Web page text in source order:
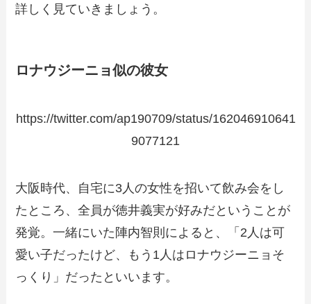
詳しく見ていきましょう。
ロナウジーニョ似の彼女
https://twitter.com/ap190709/status/162046910641
9077121
大阪時代、自宅に3人の女性を招いて飲み会をし
たところ、全員が徳井義実が好みだということが
発覚。一緒にいた陣内智則によると、「2人は可
愛い子だったけど、もう1人はロナウジーニョそ
っくり」だったといいます。